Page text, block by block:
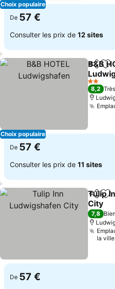
Choix populaire
De 57 €
Consulter les prix de 12 sites
Choix populaire
B&B
2 Étoiles
8,2
De 57 €
Consulter les prix de 11 sites
Tulip
City
7,8 Bien
la ville
De 57 €